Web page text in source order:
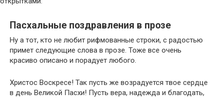
Пасхальные поздравления в прозе
Ну а тот, кто не любит рифмованные строки, с радостью
примет следующие слова в прозе. Тоже все очень
красиво описано и порадует любого.
Христос Воскресе! Так пусть же возрадуется твое сердце
в день Великой Пасхи! Пусть вера, надежда и благодать,